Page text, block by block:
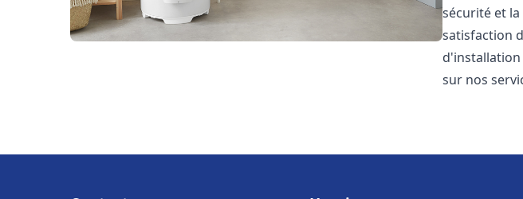
sécurité et
satisfaction
d'installation
sur nos